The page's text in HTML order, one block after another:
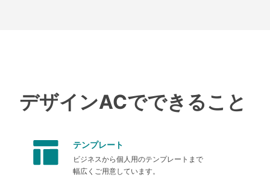
デザインACでできること
テンプレート
ビジネスから個人用のテンプレートまで
幅広くご用意しています。